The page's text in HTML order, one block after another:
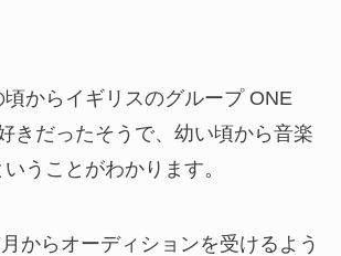
頃からイギリスのグループ ONE
きだったそうで、幼い頃から音楽
うことがわかります。
からオーディションを受けるよう